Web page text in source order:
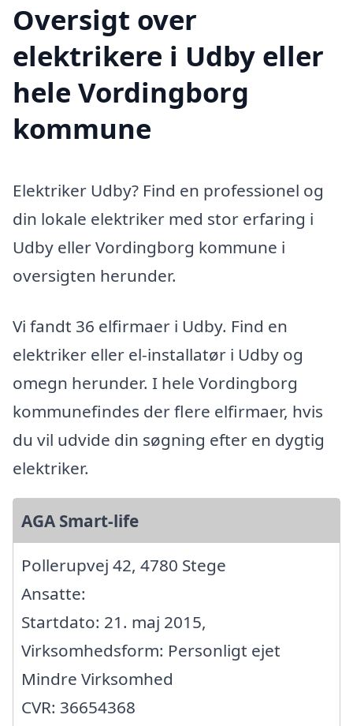
Oversigt over
elektrikere i Udby eller
hele Vordingborg
kommune
Elektriker Udby? Find en professionel og
din lokale elektriker med stor erfaring i
Udby eller Vordingborg kommune i
oversigten herunder.
Vi fandt 36 elfirmaer i Udby. Find en
elektriker eller el-installatør i Udby og
omegn herunder. I hele Vordingborg
kommunefindes der flere elfirmaer, hvis
du vil udvide din søgning efter en dygtig
elektriker.
AGA Smart-life
Pollerupvej 42, 4780 Stege
Ansatte:
Startdato: 21. maj 2015,
Virksomhedsform: Personligt ejet
Mindre Virksomhed
CVR: 36654368